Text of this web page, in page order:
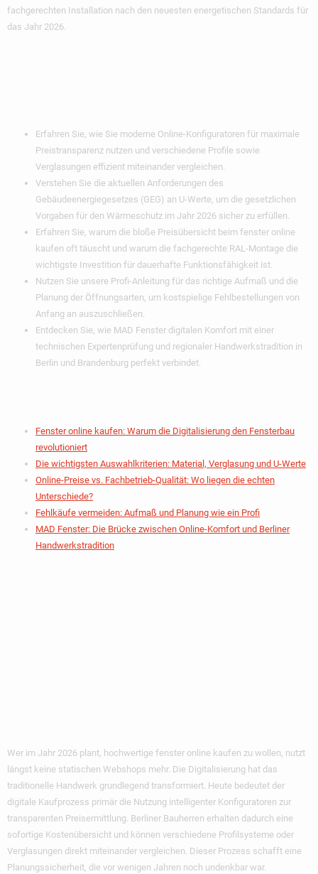
fachgerechten Installation nach den neuesten energetischen Standards für
das Jahr 2026.
Erfahren Sie, wie Sie moderne Online-Konfiguratoren für maximale
Preistransparenz nutzen und verschiedene Profile sowie
Verglasungen effizient miteinander vergleichen.
Verstehen Sie die aktuellen Anforderungen des
Gebäudeenergiegesetzes (GEG) an U-Werte, um die gesetzlichen
Vorgaben für den Wärmeschutz im Jahr 2026 sicher zu erfüllen.
Erfahren Sie, warum die bloße Preisübersicht beim fenster online
kaufen oft täuscht und warum die fachgerechte RAL-Montage die
wichtigste Investition für dauerhafte Funktionsfähigkeit ist.
Nutzen Sie unsere Profi-Anleitung für das richtige Aufmaß und die
Planung der Öffnungsarten, um kostspielige Fehlbestellungen von
Anfang an auszuschließen.
Entdecken Sie, wie MAD Fenster digitalen Komfort mit einer
technischen Expertenprüfung und regionaler Handwerkstradition in
Berlin und Brandenburg perfekt verbindet.
Fenster online kaufen: Warum die Digitalisierung den Fensterbau
revolutioniert
Die wichtigsten Auswahlkriterien: Material, Verglasung und U-Werte
Online-Preise vs. Fachbetrieb-Qualität: Wo liegen die echten
Unterschiede?
Fehlkäufe vermeiden: Aufmaß und Planung wie ein Profi
MAD Fenster: Die Brücke zwischen Online-Komfort und Berliner
Handwerkstradition
Wer im Jahr 2026 plant, hochwertige fenster online kaufen zu wollen, nutzt
längst keine statischen Webshops mehr. Die Digitalisierung hat das
traditionelle Handwerk grundlegend transformiert. Heute bedeutet der
digitale Kaufprozess primär die Nutzung intelligenter Konfiguratoren zur
transparenten Preisermittlung. Berliner Bauherren erhalten dadurch eine
sofortige Kostenübersicht und können verschiedene Profilsysteme oder
Verglasungen direkt miteinander vergleichen. Dieser Prozess schafft eine
Planungssicherheit, die vor wenigen Jahren noch undenkbar war.